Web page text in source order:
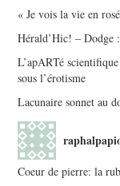
« Je vois la vie en
Hérald’Hic! –
L’apARTé
sous l’érotisme
Lacunaire sonnet au
Coeur de pierre: la